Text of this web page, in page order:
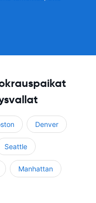
Denver
Seattle
Manhattan